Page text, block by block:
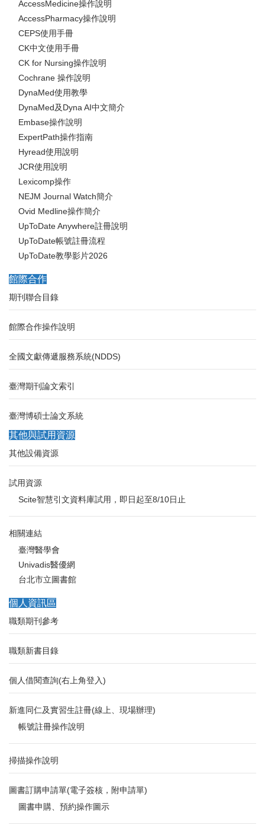
AccessMedicine操作說明
AccessPharmacy操作說明
CEPS使用手冊
CK中文使用手冊
CK for Nursing操作說明
Cochrane 操作說明
DynaMed使用教學
DynaMed及Dyna AI中文簡介
Embase操作說明
ExpertPath操作指南
Hyread使用說明
JCR使用說明
Lexicomp操作
NEJM Journal Watch簡介
Ovid Medline操作簡介
UpToDate Anywhere註冊說明
UpToDate帳號註冊流程
UpToDate教學影片2026
館際合作
期刊聯合目錄
館際合作操作說明
全國文獻傳遞服務系統(NDDS)
臺灣期刊論文索引
臺灣博碩士論文系統
其他與試用資源
其他設備資源
試用資源
Scite智慧引文資料庫試用，即日起至8/10日止
相關連結
臺灣醫學會
Univadis醫優網
台北市立圖書館
個人資訊區
職類期刊參考
職類新書目錄
個人借閱查詢(右上角登入)
新進同仁及實習生註冊(線上、現場辦理)
帳號註冊操作說明
掃描操作說明
圖書訂購申請單(電子簽核，附申請單)
圖書申購、預約操作圖示